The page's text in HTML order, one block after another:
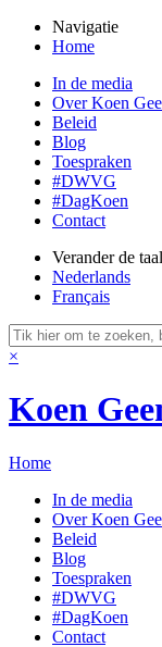
Navigatie
Home
In de media
Over Koen
Beleid
Blog
Toespraken
#DWVG
#DagKoen
Contact
Verander de taal
Nederlands
Français
×
Koen
Home
In de media
Over Koen
Beleid
Blog
Toespraken
#DWVG
#DagKoen
Contact